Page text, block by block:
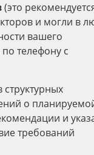
(это
и могли в
вашего
телефону с
структурных
о
и
требований